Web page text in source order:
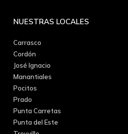
NUESTRAS LOCALES
Carrasco
Cordón
José Ignacio
Manantiales
Pocitos
Prado
Punta Carretas
Punta del Este